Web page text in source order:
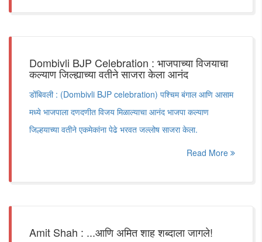
Dombivli BJP Celebration : भाजपाच्या विजयाचा
कल्याण जिल्ह्याच्या वतीने साजरा केला आनंद
डोंबिवली : (Dombivli BJP celebration) पश्चिम बंगाल आणि आसाम
मध्ये भाजपाला दणदणीत विजय मिळाल्याचा आनंद भाजपा कल्याण
जिल्हयाच्या वतीने एकमेकांना पेढे भरवत जल्लोष साजरा केला.
Read More
Amit Shah : ...आणि अमित शाह शब्दाला जागले!